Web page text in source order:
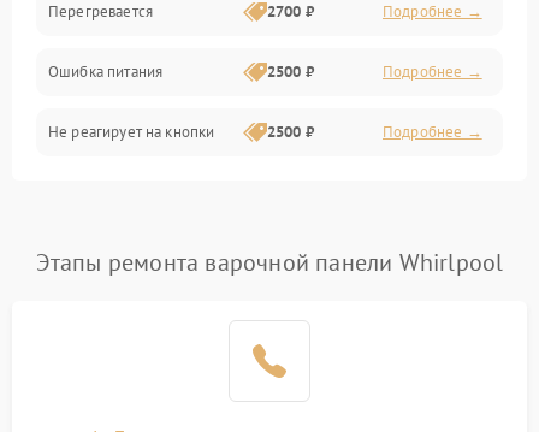
Перегревается 2700 ₽ Подробнее →
Ошибка питания 2500 ₽ Подробнее →
Не реагирует на кнопки 2500 ₽ Подробнее →
Этапы ремонта варочной панели Whirlpool